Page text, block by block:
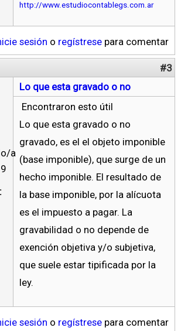
http://www.estudiocontablegs.com.ar
sesión o regístrese para comentar
#3
a
Lo que esta gravado o no
Encontraron esto útil
Lo que esta gravado o no
gravado, es el el objeto imponible
(base imponible), que surge de un
hecho imponible. El resultado de
la base imponible, por la alícuota
es el impuesto a pagar. La
gravabilidad o no depende de
exención objetiva y/o subjetiva,
que suele estar tipificada por la
ley.
sesión o regístrese para comentar